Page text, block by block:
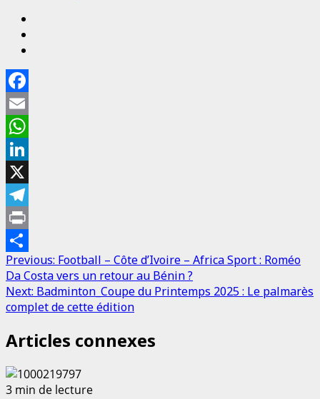
Facebook
Email
WhatsApp
LinkedIn
X
Telegram
Print
Partager
Post
navigation
Previous: Football – Côte d’Ivoire – Africa Sport : Roméo
Da Costa vers un retour au Bénin ?
Next: Badminton_Coupe du Printemps 2025 : Le palmarès
complet de cette édition
Articles connexes
3 min de lecture